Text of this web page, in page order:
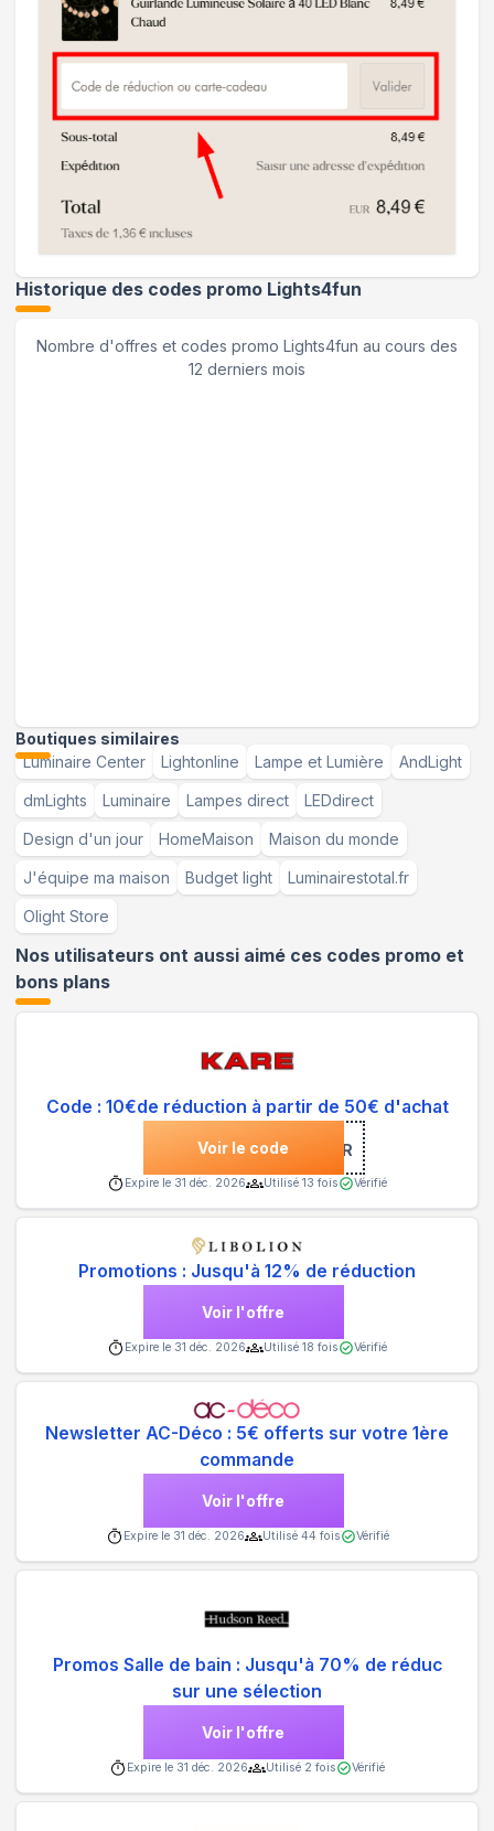
Historique des codes promo Lights4fun
Nombre d'offres et codes promo Lights4fun au cours des
12 derniers mois
Boutiques similaires
Luminaire Center
Lightonline Lampe et Lumière AndLight
dmLights Luminaire Lampes direct LEDdirect
Design d'un jour HomeMaison Maison du monde
J'équipe ma maison Budget light Luminairestotal.fr
Olight Store
Nos utilisateurs ont aussi aimé ces codes promo et
bons plans
Code : 10€de réduction à partir de 50€ d'achat
Voir le code***SLETTER
Expire le 31 déc. 2026 Utilisé 13 fois Vérifié
Promotions : Jusqu'à 12% de réduction
Voir l'offre
Expire le 31 déc. 2026 Utilisé 18 fois Vérifié
Newsletter AC-Déco : 5€ offerts sur votre 1ère
commande
Voir l'offre
Expire le 31 déc. 2026 Utilisé 44 fois Vérifié
Promos Salle de bain : Jusqu'à 70% de réduc
sur une sélection
Voir l'offre
Expire le 31 déc. 2026 Utilisé 2 fois Vérifié